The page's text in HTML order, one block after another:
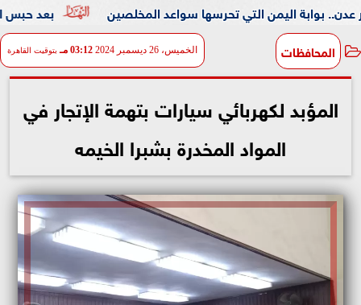
بعد حبس المتهم 4 أيام.. دفن جثمان الأب المقتول على يد ابنه بالإسكندرية التي تحرسها سواعد المخلصين
المحافظات الخميس، 26 ديسمبر 2024 03:12 مـ بتوقيت القاهرة
المؤبد لكهربائي سيارات بتهمة الإتجار في
المواد المخدرة بشبرا الخيمه